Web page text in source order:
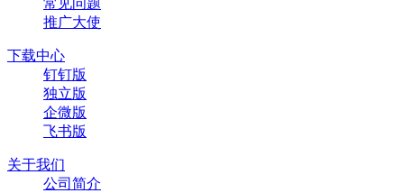
常见问题
推广大使
下载中心
钉钉版
独立版
企微版
飞书版
关于我们
公司简介